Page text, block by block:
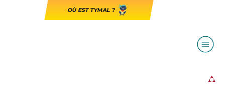
OÙ EST TYMAL ?